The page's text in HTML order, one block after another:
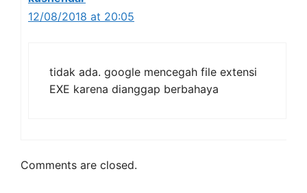
12/08/2018 at 20:05
tidak ada. google mencegah file extensi
EXE karena dianggap berbahaya
Comments are closed.